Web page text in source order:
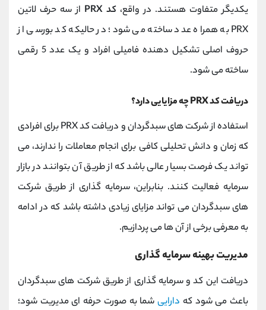
یکدیگر متفاوت هستند. در واقع،کد PRX
از سه حرف لاتین
PRX به همراه عدد ساخته می شود؛ در حالیکه کد بورسی از
حروف اصلی تشکیل دهنده فامیلی افراد و یک عدد 5 رقمی
ساخته می شود.
دریافت کد PRX چه مزایایی دارد؟
استفاده از شرکت های سبدگردان و دریافت کد PRX برای افرادی
که زمان و دانش تحلیلی کافی برای انجام معاملات را ندارند، می
تواند یک فرصت بسیار عالی باشد که از طریق آن بتوانند در بازار
سرمایه فعالیت کنند. بنابراین، سرمایه گذاری از طریق شرکت
های سبدگردان می تواند مزایای زیادی داشته باشد که در ادامه
به معرفی برخی از آن ها می پردازیم.
مدیریت بهینه سرمایه گذاری
دریافت این کد و سرمایه گذاری از طریق شرکت های سبدگردان
باعث می شود که داراییشما به صورت حرفه ای مدیریت شود؛